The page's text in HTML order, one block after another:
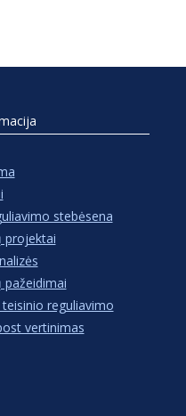
stebėsena
projektai
pažeidimai
reguliavimo
vertinimas